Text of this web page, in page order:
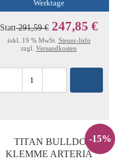
Werktage
Statt291,59 € 247,85 €
inkl. 19 % MwSt. Steuer-Info
zzgl. Versandkosten
-15%